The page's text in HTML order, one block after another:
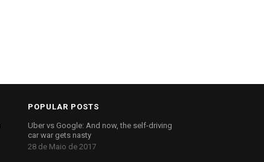
POPULAR POSTS
Uber vs Google: And now, the self-driving
car war gets nasty
28 de Maio de 2017